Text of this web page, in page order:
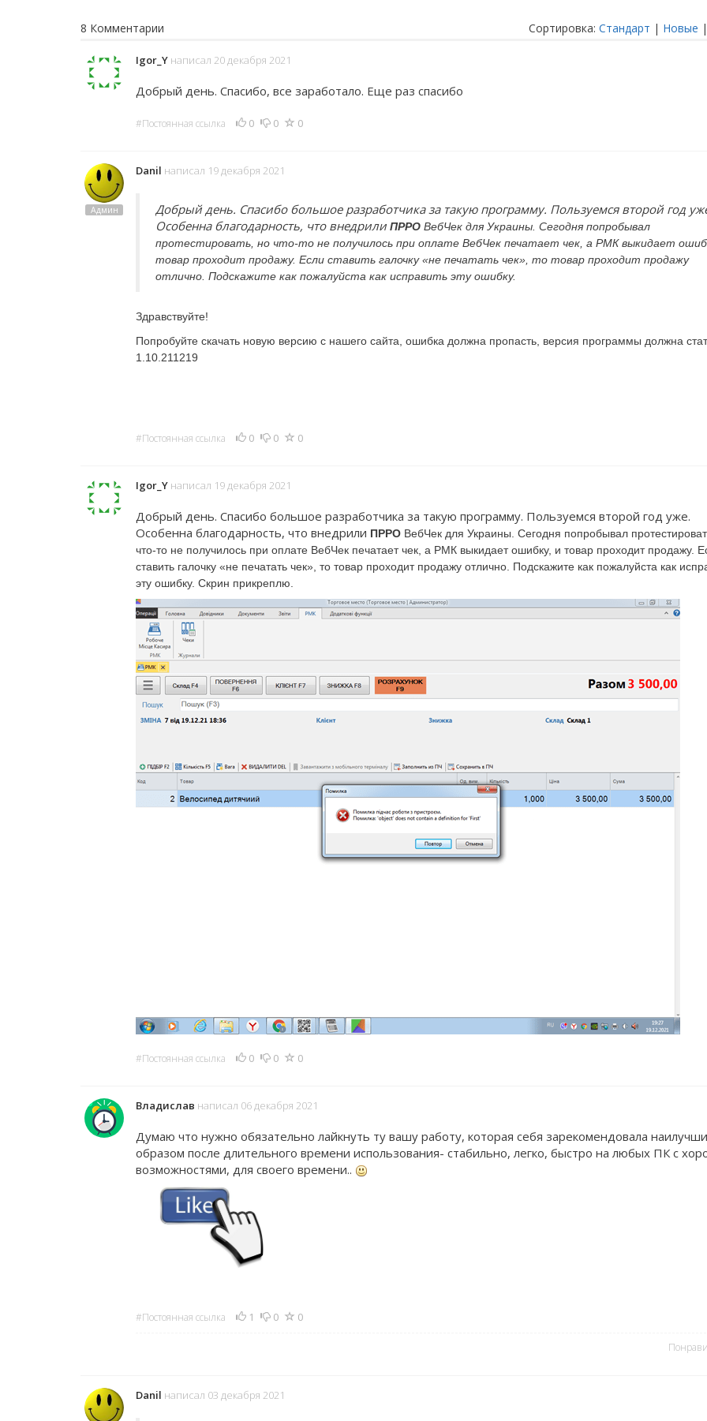
8 Комментарии Сортировка: Стандарт | Новые |
Igor_Y написал 20 декабря 2021
Добрый день. Спасибо, все заработало. Еще раз спасибо
#Постоянная ссылка 0 0 0
Админ
Danil написал 19 декабря 2021
Добрый день. Спасибо большое разработчика за такую программу. Пользуемся второй год
Особенна благодарность, что внедрили ПРРО ВебЧек для Украины . Сегодня попробывал
протестировать, но что-то не получилось при оплате ВебЧек печатает чек, а РМК выкидает
товар проходит продажу. Если ставить галочку «не печатать чек», то товар проходит продажу
отлично. Подскажите как пожалуйста как исправить эту ошибку.
Здравствуйте!
Попробуйте скачать новую версию с нашего сайта, ошибка должна пропасть, версия программы должна
1.10.211219
#Постоянная ссылка 0 0 0
Igor_Y написал 19 декабря 2021
Добрый день. Спасибо большое разработчика за такую программу. Пользуемся второй год уже.
Особенна благодарность, что внедрили ПРРО ВебЧек для Украины . Сегодня попробывал
что-то не получилось при оплате ВебЧек печатает чек, а РМК выкидает ошибку, и товар проходит продажу.
ставить галочку «не печатать чек», то товар проходит продажу отлично. Подскажите как пожалуйста как
эту ошибку. Скрин прикреплю.
#Постоянная ссылка 0 0 0
Владислав написал 06 декабря 2021
Думаю что нужно обязательно лайкнуть ту вашу работу, которая себя зарекомендовала
образом после длительного времени использования- стабильно, легко, быстро на любых ПК с
возможностями, для своего времени..
#Постоянная ссылка 1 0 0
Danil написал 03 декабря 2021